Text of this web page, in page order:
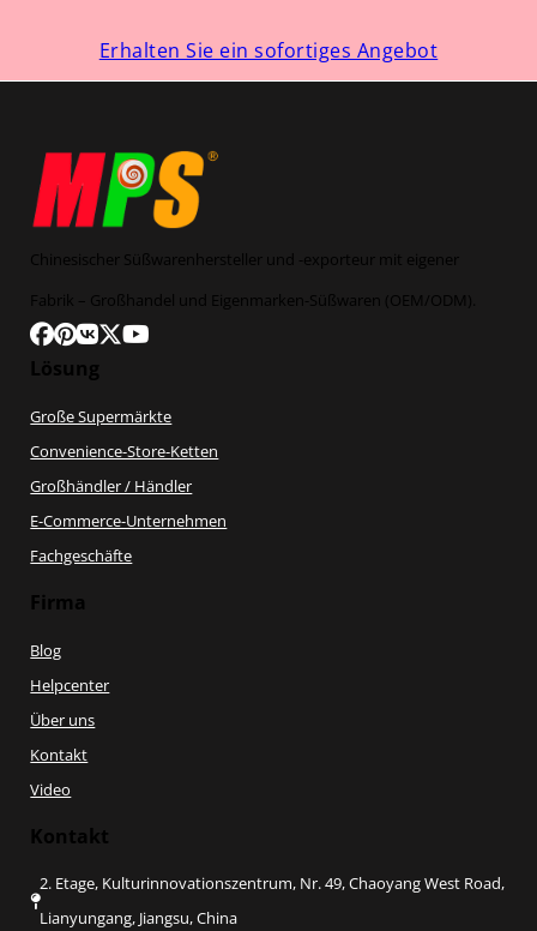
Erhalten Sie ein sofortiges Angebot
Chinesischer Süßwarenhersteller und -exporteur mit eigener
Fabrik – Großhandel und Eigenmarken-Süßwaren (OEM/ODM).
Folge uns auf Facebook
Folgen Sie uns auf Pinterest
Folgen Sie uns auf VK
Folgen Sie uns auf X
Lösung
Große Supermärkte
Convenience-Store-Ketten
Großhändler / Händler
E-Commerce-Unternehmen
Fachgeschäfte
Firma
Blog
Helpcenter
Über uns
Kontakt
Video
Kontakt
2. Etage, Kulturinnovationszentrum, Nr. 49, Chaoyang West Road,
Lianyungang, Jiangsu, China